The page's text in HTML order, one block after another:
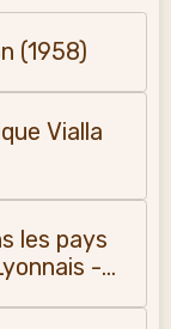
(1958)
Vialla
les pays
-